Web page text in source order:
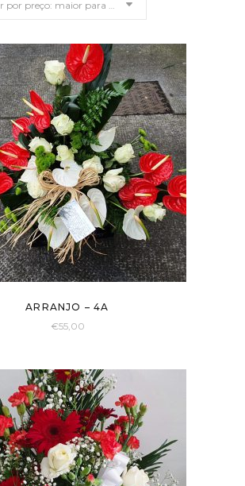
maior
para
menor
Ordenar por preço: maior para menor
ARRANJO – 4A
€55,00